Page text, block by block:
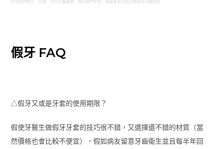
本文提供新北、高雄、台中牙醫彙整，資料僅供參考，推薦多多比較且親自向牙醫諮詢。
假牙 FAQ
△假牙又或是牙套的使用期限？
假使牙醫生做假牙牙套的技巧很不錯，又選擇還不錯的材質（當
然價格也會比較不便宜），假如病友留意牙齒衛生並且每半年回